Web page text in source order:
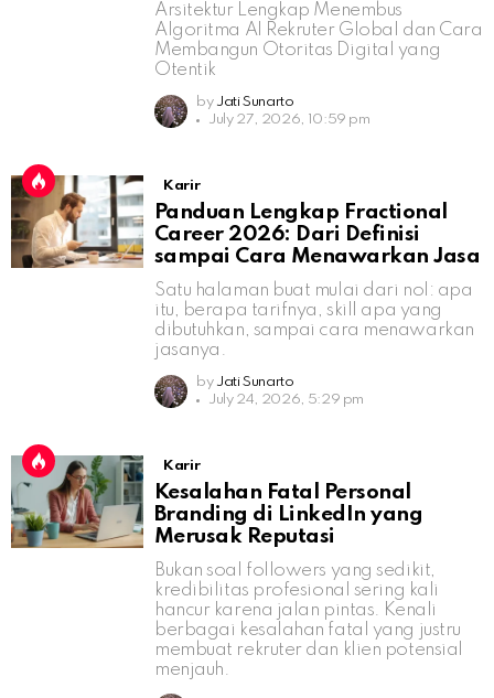
Arsitektur Lengkap Menembus
Algoritma AI Rekruter Global dan Cara
Membangun Otoritas Digital yang
Otentik
by Jati Sunarto
July 27, 2026, 10:59 pm
Karir
Panduan Lengkap Fractional
Career 2026: Dari Definisi
sampai Cara Menawarkan Jasa
Satu halaman buat mulai dari nol: apa
itu, berapa tarifnya, skill apa yang
dibutuhkan, sampai cara menawarkan
jasanya.
by Jati Sunarto
July 24, 2026, 5:29 pm
Karir
Kesalahan Fatal Personal
Branding di LinkedIn yang
Merusak Reputasi
Bukan soal followers yang sedikit,
kredibilitas profesional sering kali
hancur karena jalan pintas. Kenali
berbagai kesalahan fatal yang justru
membuat rekruter dan klien potensial
menjauh.